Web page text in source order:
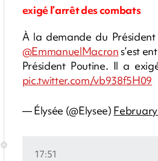
exigé l’arrêt des combats
À la demande du Président
@EmmanuelMacrons’est
Président Poutine. Il a
pic.twitter.com/vb938f5H09
— Élysée (@Elysee)
17:51